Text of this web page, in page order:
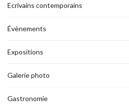
Ecrivains contemporains
Évènements
Expositions
Galerie photo
Gastronomie